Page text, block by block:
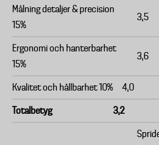
Målning detaljer & precision
15%
3,5
Ergonomi och hanterbarhet
15%
3,6
Kvalitet och hållbarhet 10% 4,0
Totalbetyg 3,2